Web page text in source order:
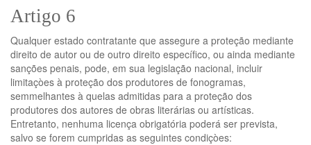
Artigo 6
Qualquer estado contratante que assegure a proteção mediante
direito de autor ou de outro direito específico, ou ainda mediante
sanções penais, pode, em sua legislação nacional, incluir
limitaçòes à proteção dos produtores de fonogramas,
semmelhantes à quelas admitidas para a proteção dos
produtores dos autores de obras literárias ou artísticas.
Entretanto, nenhuma licença obrigatória poderá ser prevista,
salvo se forem cumpridas as seguintes condiçòes: